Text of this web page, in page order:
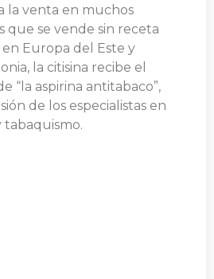
la venta en muchos
que se vende sin receta
Europa del Este y
la citisina recibe el
“la aspirina antitabaco”,
de los especialistas en